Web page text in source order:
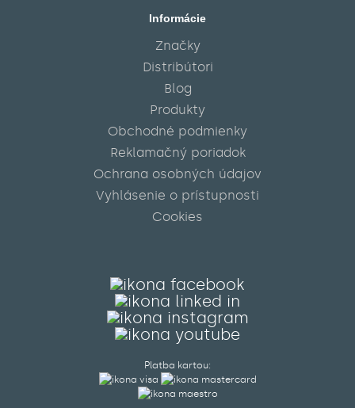
Informácie
Značky
Distribútori
Blog
Produkty
Obchodné podmienky
Reklamačný poriadok
Ochrana osobných údajov
Vyhlásenie o prístupnosti
Cookies
Platba kartou: